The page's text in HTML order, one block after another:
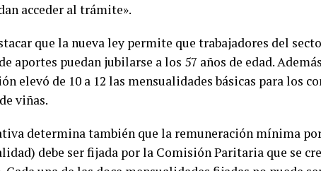
acceder al trámite».
que la nueva ley permite que trabajadores del
aportes puedan jubilarse a los 57 años de edad.
elevó de 10 a 12 las mensualidades básicas para los
viñas.
determina también que la remuneración mínima
debe ser fijada por la Comisión Paritaria que se